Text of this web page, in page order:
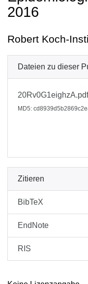
2016
Robert Koch-
Dateien zu dieser
20Rv0G1eighzA.pdf
MD5:
Zitieren
BibTeX
EndNote
RIS